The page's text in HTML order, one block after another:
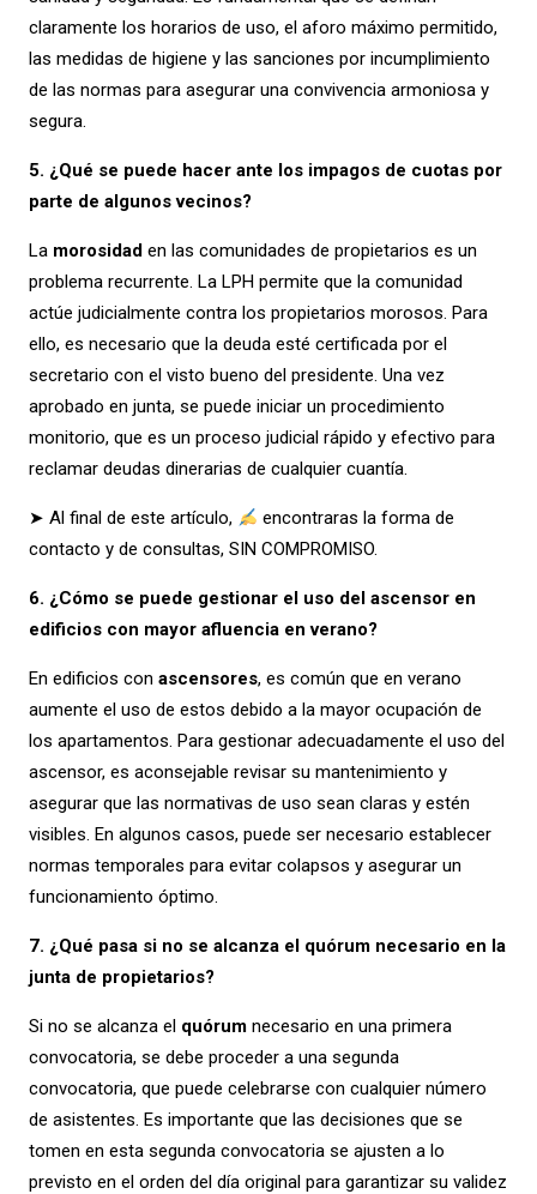
claramente los horarios de uso, el aforo máximo permitido,
las medidas de higiene y las sanciones por incumplimiento
de las normas para asegurar una convivencia armoniosa y
segura.
5. ¿Qué se puede hacer ante los impagos de cuotas por
parte de algunos vecinos?
La morosidad en las comunidades de propietarios es un
problema recurrente. La LPH permite que la comunidad
actúe judicialmente contra los propietarios morosos. Para
ello, es necesario que la deuda esté certificada por el
secretario con el visto bueno del presidente. Una vez
aprobado en junta, se puede iniciar un procedimiento
monitorio, que es un proceso judicial rápido y efectivo para
reclamar deudas dinerarias de cualquier cuantía.
➤ Al final de este artículo,
encontraras la forma de
contacto y de consultas, SIN COMPROMISO.
6. ¿Cómo se puede gestionar el uso del ascensor en
edificios con mayor afluencia en verano?
En edificios con ascensores, es común que en verano
aumente el uso de estos debido a la mayor ocupación de
los apartamentos. Para gestionar adecuadamente el uso del
ascensor, es aconsejable revisar su mantenimiento y
asegurar que las normativas de uso sean claras y estén
visibles. En algunos casos, puede ser necesario establecer
normas temporales para evitar colapsos y asegurar un
funcionamiento óptimo.
7. ¿Qué pasa si no se alcanza el quórum necesario en la
junta de propietarios?
Si no se alcanza el quórumnecesario en una primera
convocatoria, se debe proceder a una segunda
convocatoria, que puede celebrarse con cualquier número
de asistentes. Es importante que las decisiones que se
tomen en esta segunda convocatoria se ajusten a lo
previsto en el orden del día original para garantizar su validez